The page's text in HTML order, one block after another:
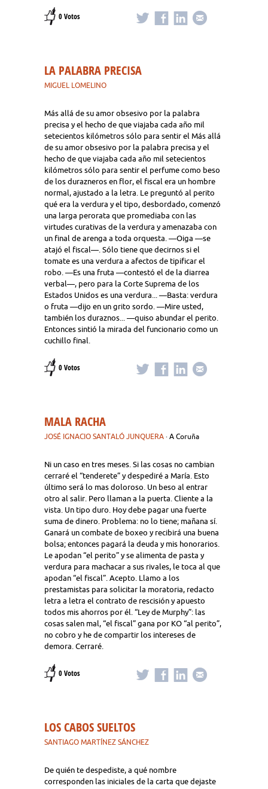
0 Votos
LA PALABRA PRECISA
MIGUEL LOMELINO
Más allá de su amor obsesivo por la palabra
precisa y el hecho de que viajaba cada año mil
setecientos kilómetros sólo para sentir el Más allá
de su amor obsesivo por la palabra precisa y el
hecho de que viajaba cada año mil setecientos
kilómetros sólo para sentir el perfume como beso
de los durazneros en flor, el fiscal era un hombre
normal, ajustado a la letra. Le preguntó al perito
qué era la verdura y el tipo, desbordado, comenzó
una larga perorata que promediaba con las
virtudes curativas de la verdura y amenazaba con
un final de arenga a toda orquesta. —Oiga —se
atajó el fiscal—. Sólo tiene que decirnos si el
tomate es una verdura a afectos de tipificar el
robo. —Es una fruta —contestó el de la diarrea
verbal—, pero para la Corte Suprema de los
Estados Unidos es una verdura... —Basta: verdura
o fruta —dijo en un grito sordo. —Mire usted,
también los duraznos... —quiso abundar el perito.
Entonces sintió la mirada del funcionario como un
cuchillo final.
0 Votos
MALA RACHA
JOSÉ IGNACIO SANTALÓ JUNQUERA · A Coruña
Ni un caso en tres meses. Si las cosas no cambian
cerraré el “tenderete” y despediré a María. Esto
último será lo mas doloroso. Un beso al entrar
otro al salir. Pero llaman a la puerta. Cliente a la
vista. Un tipo duro. Hoy debe pagar una fuerte
suma de dinero. Problema: no lo tiene; mañana sí.
Ganará un combate de boxeo y recibirá una buena
bolsa; entonces pagará la deuda y mis honorarios.
Le apodan “el perito” y se alimenta de pasta y
verdura para machacar a sus rivales, le toca al que
apodan “el fiscal”. Acepto. Llamo a los
prestamistas para solicitar la moratoria, redacto
letra a letra el contrato de rescisión y apuesto
todos mis ahorros por él. “Ley de Murphy”: las
cosas salen mal, “el fiscal” gana por KO “al perito”,
no cobro y he de compartir los intereses de
demora. Cerraré.
0 Votos
LOS CABOS SUELTOS
SANTIAGO MARTÍNEZ SÁNCHEZ
De quién te despediste, a qué nombre
corresponden las iniciales de la carta que dejaste